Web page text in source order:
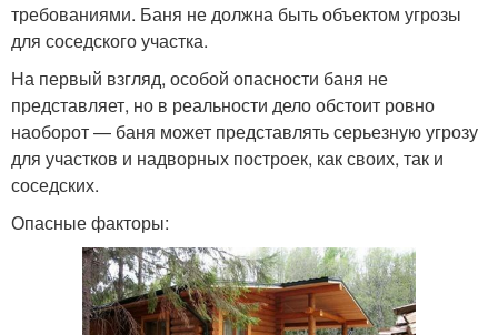
требованиями. Баня не должна быть объектом угрозы
для соседского участка.
На первый взгляд, особой опасности баня не
представляет, но в реальности дело обстоит ровно
наоборот — баня может представлять серьезную угрозу
для участков и надворных построек, как своих, так и
соседских.
Опасные факторы: